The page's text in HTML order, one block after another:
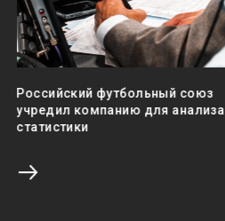
Российский футбольный союз
учредил компанию для анализа
статистики